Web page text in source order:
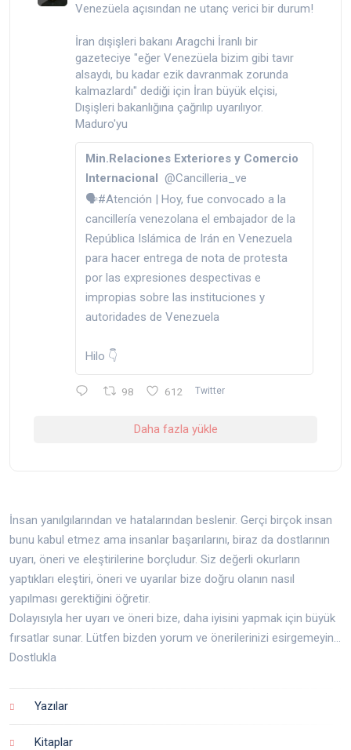
Venezüela açısından ne utanç verici bir durum!
İran dışişleri bakanı Aragchi İranlı bir
gazeteciye "eğer Venezüela bizim gibi tavır
alsaydı, bu kadar ezik davranmak zorunda
kalmazlardı" dediği için İran büyük elçisi,
Dışişleri bakanlığına çağrılıp uyarılıyor.
Maduro'yu
Min.Relaciones Exteriores y Comercio
Internacional @Cancilleria_ve
🗣️#Atención | Hoy, fue convocado a la
cancillería venezolana el embajador de la
República Islámica de Irán en Venezuela
para hacer entrega de nota de protesta
por las expresiones despectivas e
impropias sobre las instituciones y
autoridades de Venezuela
Hilo 👇
98 612 Twitter
Daha fazla yükle
İnsan yanılgılarından ve hatalarından beslenir. Gerçi birçok insan
bunu kabul etmez ama insanlar başarılarını, biraz da dostlarının
uyarı, öneri ve eleştirilerine borçludur. Siz değerli okurların
yaptıkları eleştiri, öneri ve uyarılar bize doğru olanın nasıl
yapılması gerektiğini öğretir.
Dolayısıyla her uyarı ve öneri bize, daha iyisini yapmak için büyük
fırsatlar sunar. Lütfen bizden yorum ve önerilerinizi esirgemeyin...
Dostlukla
Yazılar
Kitaplar